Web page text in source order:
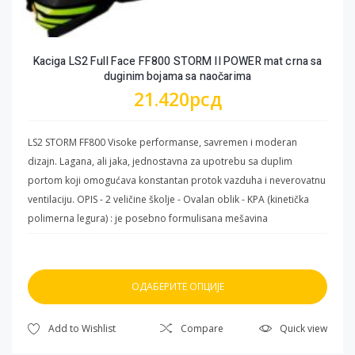
VENTILACIONI SISTEM - Izduvni Kanal - Donja Ventilacija -Gornja
Ventilacija
Kaciga LS2 Full Face FF800 STORM II POWER mat crna sa
duginim bojama sa naočarima
21.420рсд
LS2 STORM FF800 Visoke performanse, savremen i moderan
dizajn. Lagana, ali jaka, jednostavna za upotrebu sa duplim
portom koji omogućava konstantan protok vazduha i neverovatnu
ventilaciju. OPIS - 2 veličine školje - Ovalan oblik - KPA (kinetička
polimerna legura) : je posebno formulisana mešavina
udarce raspoređujući energiju po čitavoj površini školjke. Ova
posebna formula ispunjava zahteve ECE 22.06 i DOT. VIZIR - Vizir “A
klase koji garantuje optički neiskrivljen pogled na okolinu.Ujedno
ОДАБЕРИТЕ ОПЦИЈЕ
Овај
производ
Add to Wishlist Compare Quick view